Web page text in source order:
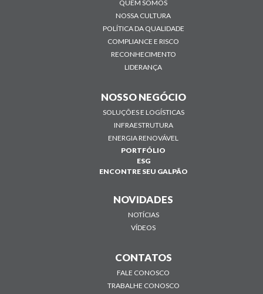
QUEM SOMOS
NOSSA CULTURA
POLÍTICA DA QUALIDADE
COMPLIANCE E RISCO
RECONHECIMENTO
LIDERANÇA
NOSSO NEGÓCIO
SOLUÇÕES E LOGÍSTICAS
INFRAESTRUTURA
ENERGIA RENOVÁVEL
PORTFÓLIO
ESG
ENCONTRE SEU GALPÃO
NOVIDADES
NOTÍCIAS
VÍDEOS
CONTATOS
FALE CONOSCO
TRABALHE CONOSCO